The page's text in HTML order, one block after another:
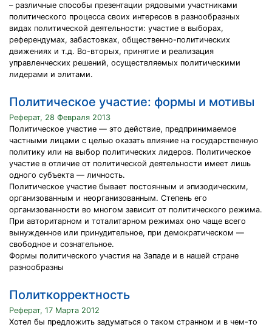
– различные способы презентации рядовыми участниками
политического процесса своих интересов в разнообразных
видах политической деятельности: участие в выборах,
референдумах, забастовках, общественно-политических
движениях и т.д. Во-вторых, принятие и реализация
управленческих решений, осуществляемых политическими
лидерами и элитами.
Политическое участие: формы и мотивы
Реферат, 28 Февраля 2013
Политическое участие — это действие, предпринимаемое
частными лицами с целью оказать влияние на государственную
политику или на выбор политических лидеров. Политическое
участие в отличие от политической деятельности имеет лишь
одного субъекта — личность.
Политическое участие бывает постоянным и эпизодическим,
организованным и неорганизованным. Степень его
организованности во многом зависит от политического режима.
При авторитарном и тоталитарном режимах оно чаще всего
вынужденное или принудительное, при демократическом —
свободное и сознательное.
Формы политического участия на Западе и в нашей стране
разнообразны
Политкорректность
Реферат, 17 Марта 2012
Хотел бы предложить задуматься о таком странном и в чем-то